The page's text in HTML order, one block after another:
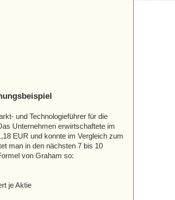
und Technologieführer für die
Unternehmen erwirtschaftete im
EUR und konnte im Vergleich zum
man in den nächsten 7 bis 10
von Graham so:
je Aktie